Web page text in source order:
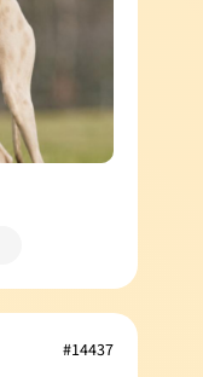
#14437